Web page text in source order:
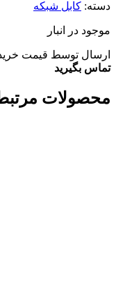
دسته: کابل شبکه
موجود در انبار
ارسال توسط قیمت
تماس بگیرید
محصولات